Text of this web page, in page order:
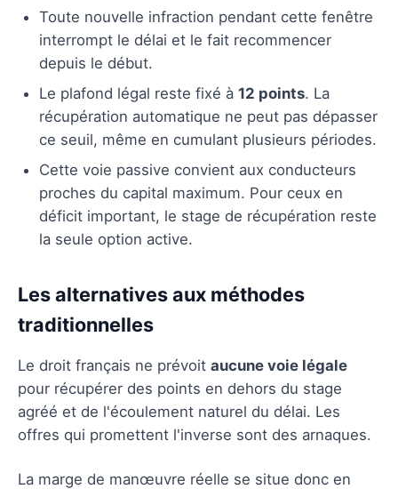
Toute nouvelle infraction pendant cette fenêtre
interrompt le délai et le fait recommencer
depuis le début.
Le plafond légal reste fixé à 12 points. La
récupération automatique ne peut pas dépasser
ce seuil, même en cumulant plusieurs périodes.
Cette voie passive convient aux conducteurs
proches du capital maximum. Pour ceux en
déficit important, le stage de récupération reste
la seule option active.
Les alternatives aux méthodes
traditionnelles
Le droit français ne prévoit aucune voie légale
pour récupérer des points en dehors du stage
agréé et de l'écoulement naturel du délai. Les
offres qui promettent l'inverse sont des arnaques.
La marge de manœuvre réelle se situe donc en